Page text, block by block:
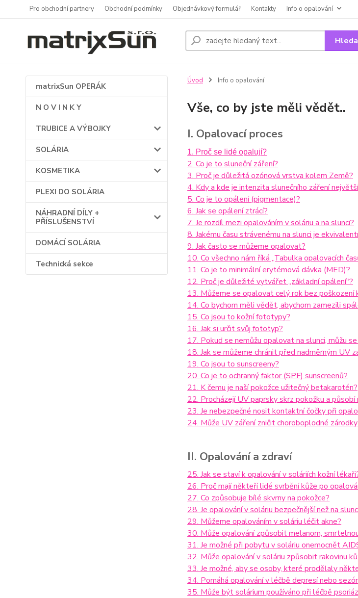
Pro obchodní partnery Obchodní podmínky Objednávkový formulář Kontakty Info o opalování
matrixSun OPERÁK
N O V I N K Y
TRUBICE A VÝBOJKY
SOLÁRIA
KOSMETIKA
PLEXI DO SOLÁRIA
NÁHRADNÍ DÍLY +
PŘÍSLUŠENSTVÍ
DOMÁCÍ SOLÁRIA
Technická sekce
Úvod Info o opalování
Vše, co by jste měli vědět..
I. Opalovací proces
1. Proč se lidé opalují?
2. Co je to sluneční záření?
3. Proč je důležitá ozónová vrstva kolem Země?
4. Kdy a kde je intenzita slunečního záření
5. Co je to opálení (pigmentace)?
6. Jak se opálení ztrácí?
7. Je rozdíl mezi opalováním v soláriu a na slunci?
8. Jakému času strávenému na slunci je
9. Jak často se můžeme opalovat?
10. Co všechno nám říká „Tabulka opalovacích
11. Co je to minimální erytémová dávka (MED)?
12. Proč je důležité vytvářet „základní opálení"?
13. Můžeme se opalovat celý rok bez poškození
14. Co bychom měli vědět, abychom zamezili
15. Co jsou to kožní fototypy?
16. Jak si určit svůj fototyp?
17. Pokud se nemůžu opalovat na slunci, můžu
18. Jak se můžeme chránit před nadměrným UV
19. Co jsou to sunscreeny?
20. Co je to ochranný faktor (SPF) sunscreenů?
21. K čemu je naší pokožce užitečný betakarotén?
22. Procházejí UV paprsky skrz pokožku a
23. Je nebezpečné nosit kontaktní čočky při
24. Může UV záření zničit choroboplodné
II. Opalování a zdraví
25. Jak se staví k opalování v soláriích kožní
26. Proč mají někteří lidé svrbění kůže po
27. Co způsobuje bílé skvrny na pokožce?
28. Je opalování v soláriu bezpečnější než na
29. Můžeme opalováním v soláriu léčit akne?
30. Může opalování způsobit melanom,
31. Je možné při pobytu v soláriu onemocnět
32. Může opalování v soláriu způsobit rakovinu
33. Je možné, aby se osoby, které prodělaly
34. Pomáhá opalování v léčbě depresí nebo
35. Může být solárium používáno při léčbě